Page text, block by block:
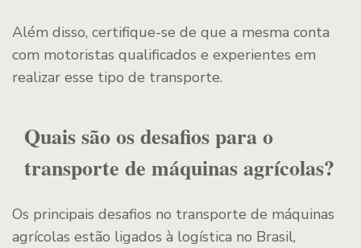
Além disso, certifique-se de que a mesma conta
com motoristas qualificados e experientes em
realizar esse tipo de transporte.
Quais são os desafios para o
transporte de máquinas agrícolas?
Os principais desafios no transporte de máquinas
agrícolas estão ligados à logística no Brasil,